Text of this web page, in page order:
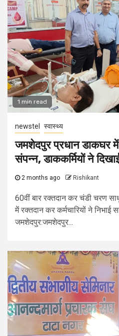
1 min read
newstel स्वास्थ्य
जमशेदपुर प्रधान डाकघर में
संपन्न, डाककर्मियों ने
2 months ago Rishikant
60वीं बार रक्तदान कर चंडी चरण
में रक्तदान कर कर्मचारियों ने निभाई
जमशेदपुर:जमशेदपुर...